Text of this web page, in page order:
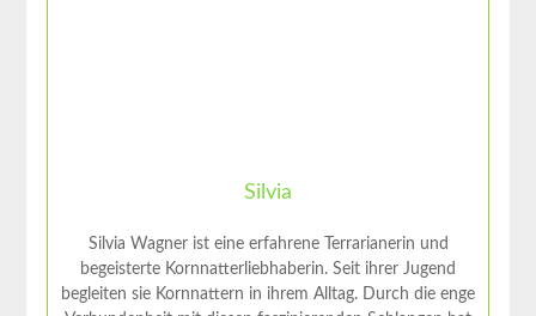
Silvia
Silvia Wagner ist eine erfahrene Terrarianerin und
begeisterte Kornnatterliebhaberin. Seit ihrer Jugend
begleiten sie Kornnattern in ihrem Alltag. Durch die enge